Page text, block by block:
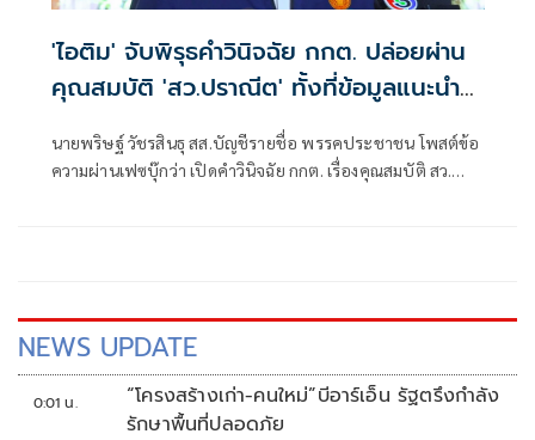
'ไอติม' จับพิรุธคำวินิจฉัย กกต. ปล่อยผ่าน
คุณสมบัติ 'สว.ปราณีต' ทั้งที่ข้อมูลแนะนำ
นายพริษฐ์ วัชรสินธุ สส.บัญชีรายชื่อ พรรคประชาชน โพสต์ข้อ
ความผ่านเฟซบุ๊กว่า เปิดคำวินิจฉัย กกต. เรื่องคุณสมบัติ สว.
NEWS UPDATE
0:01 น.
“โครงสร้างเก่า-คนใหม่”บีอาร์เอ็น รัฐตรึงกำลัง
รักษาพื้นที่ปลอดภัย